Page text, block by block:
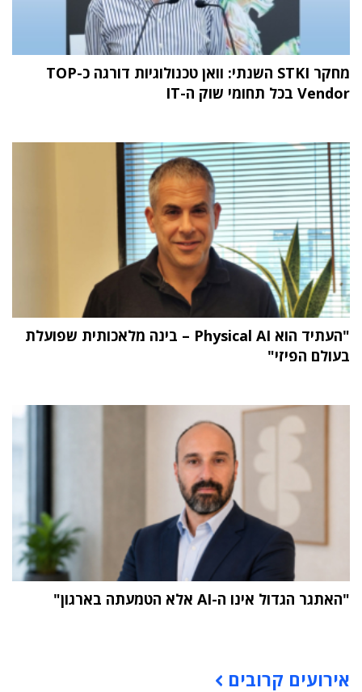
מחקר STKI השנתי: וואן טכנולוגיות דורגה כ-TOP
Vendor בכל תחומי שוק ה-IT
"העתיד הוא Physical AI – בינה מלאכותית שפועלת
בעולם הפיזי"
"האתגר הגדול אינו ה-AI אלא הטמעתה בארגון"
אירועים קרובים